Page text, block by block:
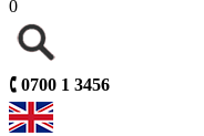
0
🕻 0700 1 3456